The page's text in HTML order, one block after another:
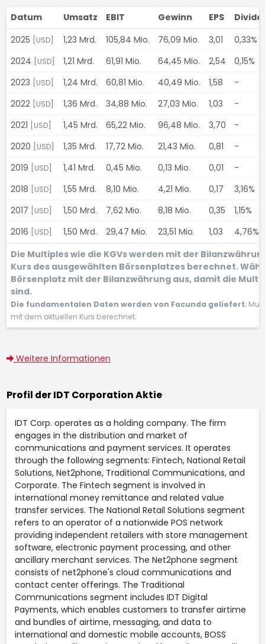
Datum Umsatz EBIT Gewinn EPS
2025
[USD] 1,23 Mrd. 105,84 Mio. 76,09 Mio. 3,01
0,33%
2024
[USD] 1,21 Mrd. 61,91 Mio. 64,45 Mio. 2,54
0,15%
2023
[USD] 1,24 Mrd. 60,81 Mio. 40,49 Mio. 1,58
-
2022
[USD] 1,36 Mrd. 34,88 Mio. 27,03 Mio. 1,03
-
2021
[USD] 1,45 Mrd. 65,22 Mio. 96,48 Mio. 3,70
-
2020
[USD] 1,35 Mrd. 17,72 Mio. 21,43 Mio. 0,81
-
2019
[USD] 1,41 Mrd. 0,45 Mio. 0,13 Mio. 0,01
-
2018
[USD] 1,55 Mrd. 8,10 Mio. 4,21 Mio. 0,17
3,16%
2017
[USD] 1,50 Mrd. 7,62 Mio. 8,18 Mio. 0,35
1,15%
2016
[USD] 1,50 Mrd. 29,47 Mio. 23,51 Mio. 1,03
4,76%
Die Multiples wie die KGVs werden mit der
Kurs des ausgewählten Börsenplatzes berechnet.
Börsenplatz mit der Bilanzwährung aus, damit die
sind.
Die fundamentalen Daten werden von Facunda geliefert;
mit dem aktuellen Kurs berechnet.
Weitere Informationen
Profil der IDT Corporation Aktie
IDT Corp. operates as a holding company. The firm
engages in the distribution and market of
communications and payment services. It operates
through the following segments: Fintech, National Retail
Solutions, Net2phone, Traditional Communications, and
Corporate. The Fintech segment is involved in
international money remittance and related value
transfer services. The National Retail Solutions segment
refers to an operator of a nationwide POS network
providing independent retailers with store management
software, electronic payment processing, and other
ancillary merchant services. The Net2phone segment
consists of net2phone's cloud communications and
contact center offerings. The Traditional
Communications segment includes IDT Digital
Payments, which enables customers to transfer airtime
and bundles of airtime, messaging, and data to
international and domestic mobile accounts, BOSS